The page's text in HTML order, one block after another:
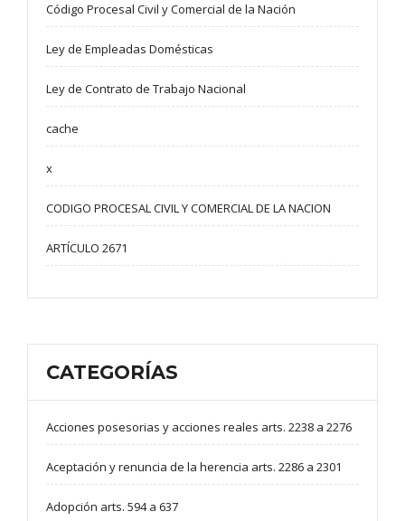
Código Procesal Civil y Comercial de la Nación
Ley de Empleadas Domésticas
Ley de Contrato de Trabajo Nacional
cache
x
CODIGO PROCESAL CIVIL Y COMERCIAL DE LA NACION
ARTÍCULO 2671
CATEGORÍAS
Acciones posesorias y acciones reales arts. 2238 a 2276
Aceptación y renuncia de la herencia arts. 2286 a 2301
Adopción arts. 594 a 637